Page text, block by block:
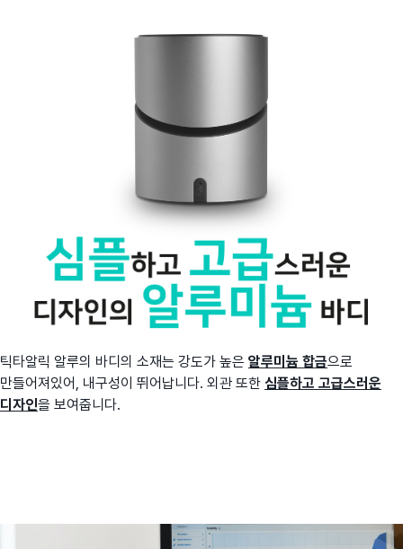
틱타알릭 알루의 바디의 소재는 강도가 높은 알루미늄 합금으로
만들어져있어, 내구성이 뛰어납니다. 외관 또한 심플하고 고급스러운
디자인을 보여줍니다.